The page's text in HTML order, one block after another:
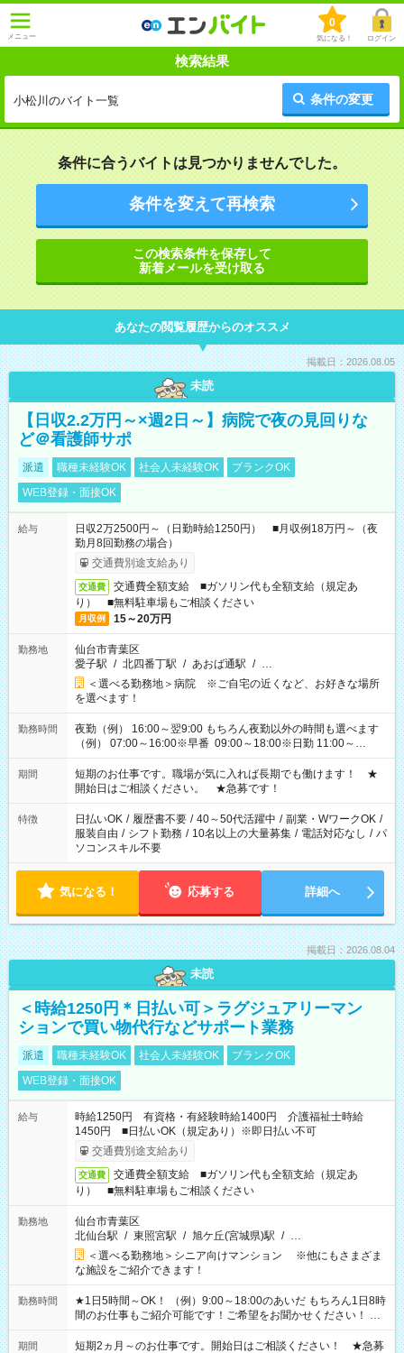
メニュー
0
気になる！ ログイン
検索結果
小松川のバイト一覧 条件の変更
条件に合うバイトは見つかりませんでした。
条件を変えて再検索
この検索条件を保存して
新着メールを受け取る
あなたの閲覧履歴からのオススメ
掲載日：2026.08.05
未読
【日収2.2万円～×週2日～】病院で夜の見回りな
ど＠看護師サポ
派遣 職種未経験OK 社会人未経験OK
ブランクOK
WEB登録・面接OK
給与
日収2万2500円～（日勤時給1250円） ■月収例18万円～（夜
勤月8回勤務の場合）
交通費別途支給あり
交通費
交通費全額支給 ■ガソリン代も全額支給（規定あ
り） ■無料駐車場もご相談ください
月収例 15～20万円
勤務地
仙台市青葉区
愛子駅 / 北四番丁駅 / あおば通駅 / …
＜選べる勤務地＞病院 ※ご自宅の近くなど、お好きな場所
を選べます！
勤務時間
夜勤（例） 16:00～翌9:00 もちろん夜勤以外の時間も選べます
（例） 07:00～16:00※早番 09:00～18:00※日勤 11:00～
20:00※遅番 ※時間は、固定・選べる施設もあるので、ご希望が
あれば調整できます！ ※シフト制。勤務地により実働時間が異
なります。★家庭の都合でお休みが必要な場合も遠慮なくご相
談ください。
期間
短期のお仕事です。職場が気に入れば長期でも働けます！ ★
開始日はご相談ください。 ★急募です！
特徴 日払いOK / 履歴書不要 / 40～50代活躍中 / 副業・WワークOK /
服装自由 / シフト勤務 / 10名以上の大量募集 / 電話対応なし / パ
ソコンスキル不要
気になる！ 応募する 詳細へ
掲載日：2026.08.04
未読
＜時給1250円＊日払い可＞ラグジュアリーマン
ションで買い物代行などサポート業務
派遣 職種未経験OK 社会人未経験OK
ブランクOK
WEB登録・面接OK
給与
時給1250円 有資格・有経験時給1400円 介護福祉士時給
1450円 ■日払いOK（規定あり）※即日払い不可
交通費別途支給あり
交通費
交通費全額支給 ■ガソリン代も全額支給（規定あ
り） ■無料駐車場もご相談ください
勤務地
仙台市青葉区
北仙台駅 / 東照宮駅 / 旭ケ丘(宮城県)駅 / …
＜選べる勤務地＞シニア向けマンション ※他にもさまざま
な施設をご紹介できます！
勤務時間
★1日5時間～OK！ （例）9:00～18:00のあいだ もちろん1日8時
間のお仕事もご紹介可能です！ご希望をお聞かせください！ ★
家庭の都合でお休みが必要な場合も遠慮なくご相談ください。
※週最低15時間以上の勤務が必要です
期間
短期2ヵ月～のお仕事です。開始日はご相談ください！ ★急募